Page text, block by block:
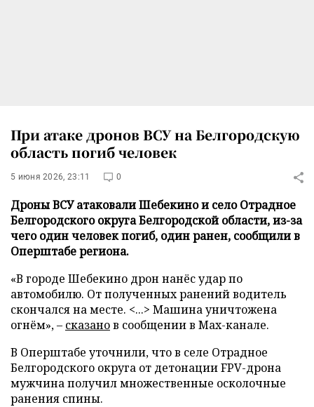
При атаке дронов ВСУ на Белгородскую
область погиб человек
5 июня 2026, 23:11 0
Дроны ВСУ атаковали Шебекино и село Отрадное
Белгородского округа Белгородской области, из-за
чего один человек погиб, один ранен, сообщили в
Оперштабе региона.
«В городе Шебекино дрон нанёс удар по
автомобилю. От полученных ранений водитель
скончался на месте. <...> Машина уничтожена
огнём», – сказанов сообщении в Max-канале.
В Оперштабе уточнили, что в селе Отрадное
Белгородского округа от детонации FPV-дрона
мужчина получил множественные осколочные
ранения спины.